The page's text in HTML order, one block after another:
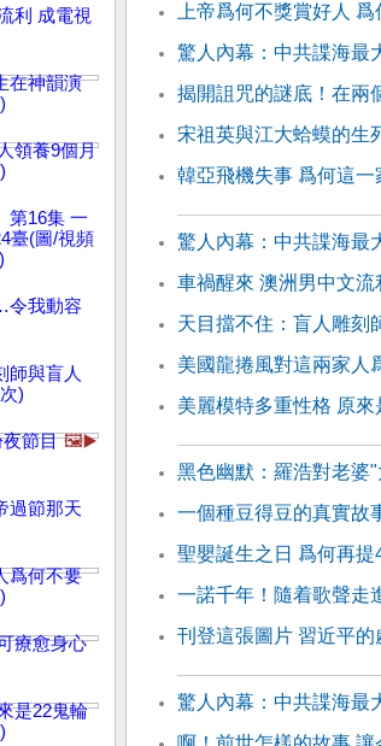
利 成電視
在神韻演
領養9個月
第16集 一
臺(圖/視頻
令我動容
師與盲人
次)
夜節目 🖼️▶️
過節那天
爲何不要
療愈身心
是22鬼輪
上帝爲何不獎賞好人
驚人內幕：中共諜海最
揭開詛咒的謎底！在兩
宋祖英與江大蛤蟆的生
韓亞飛機失事 爲何這一
驚人內幕：中共諜海最
車禍醒來 澳洲男中文流
天目擋不住：盲人雕刻
美國龍捲風對這兩家人
美麗模特多重性格 原
黑色幽默：羅浩對老婆
一個種豆得豆的真實故
聖嬰誕生之日 爲何再
一諾千年！隨着歌聲走
刊登這張圖片 習近平的
驚人內幕：中共諜海最